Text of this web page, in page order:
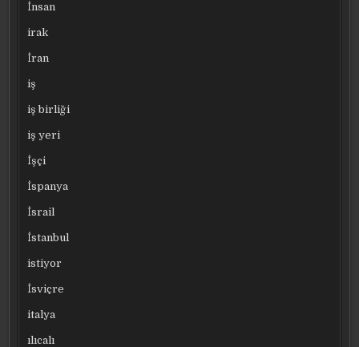
İnsan
irak
İran
iş
iş birliği
iş yeri
İşçi
İspanya
İsrail
İstanbul
istiyor
İsviçre
italya
ılıcalı